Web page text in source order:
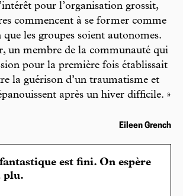
pour l’organisation grossit,
commencent à se former comme
les groupes soient autonomes.
un membre de la communauté qui
pour la première fois établissait
la guérison d’un traumatisme et
après un hiver difficile. »
Eileen Grench
est fini. On espère
plu.